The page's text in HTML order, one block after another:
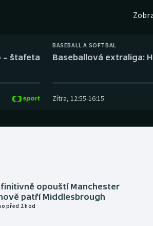
– štafeta
BASEBALL A SOFTBAL
Baseballová extraliga:
Zítra, 12:55-16:15
opouští Manchester
patří Middlesbrough
před 2 hod